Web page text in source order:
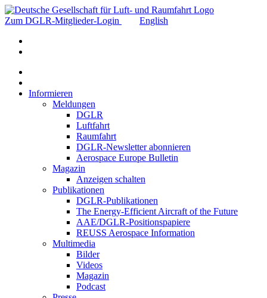
Zum DGLR-Mitglieder-Login English
Informieren
Meldungen
DGLR
Luftfahrt
Raumfahrt
DGLR-Newsletter abonnieren
Aerospace Europe Bulletin
Magazin
Anzeigen schalten
Publikationen
DGLR-Publikationen
The Energy-Efficient Aircraft of the Future
AAE/DGLR-Positionspapiere
REUSS Aerospace Information
Multimedia
Bilder
Videos
Magazin
Podcast